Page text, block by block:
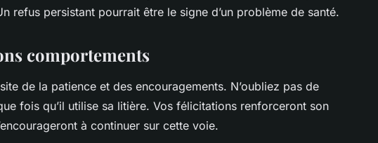
refus persistant pourrait être le signe d’un problème de santé.
comportements
de la patience et des encouragements. N’oubliez pas de
fois qu’il utilise sa litière. Vos félicitations renforceront son
à continuer sur cette voie.